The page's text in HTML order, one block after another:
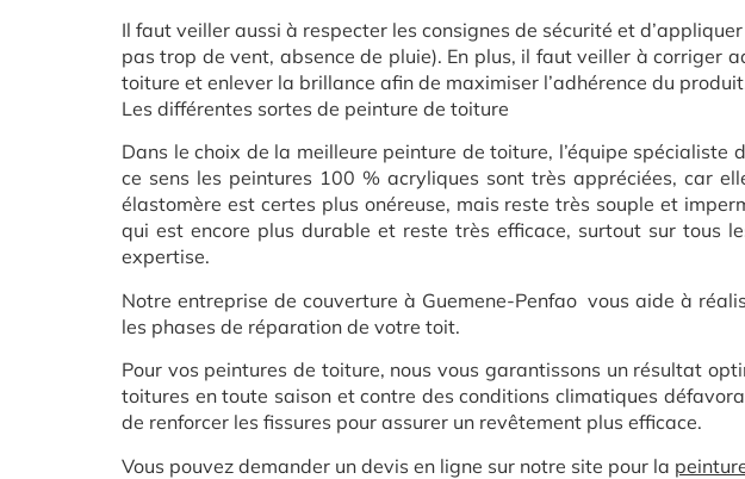
Il faut veiller aussi à respecter les consignes de sécurité et
pas trop de vent, absence de pluie). En plus, il faut veiller à corriger
toiture et enlever la brillance afin de maximiser l’adhérence du
Les différentes sortes de peinture de toiture
Dans le choix de la meilleure peinture de toiture, l’équipe
ce sens les peintures 100 % acryliques sont très appréciées, car
élastomère est certes plus onéreuse, mais reste très souple et
qui est encore plus durable et reste très efficace, surtout sur tous
expertise.
Notre entreprise de couverture à Guemene-Penfao vous aide à
les phases de réparation de votre toit.
Pour vos peintures de toiture, nous vous garantissons un résultat
toitures en toute saison et contre des conditions climatiques
de renforcer les fissures pour assurer un revêtement plus efficace.
Vous pouvez demander un devis en ligne sur notre site pour la